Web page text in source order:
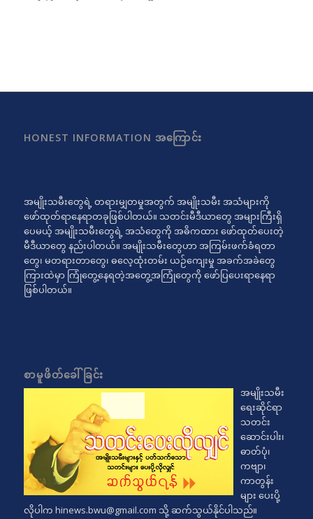
HONEST INFORMATION အကြောင်း
အမျိုးသမီးတွေရဲ့ တရားမျှတမှုအတွက် အမျိုးသမီး အသံများကို
ဖော်ထုတ်ရာနေရာတခုဖြစ်ပါတယ်။ သတင်းမီဒီယာတွေ အများကြီးရှိ
ပေမယ့် အမျိုးသမီးတွေရဲ့ အသံတွေကို အဓိကထား ဖော်ထုတ်ပေးတဲ့
မီဒီယာတွေ နည်းပါတယ်။ အမျိုးသမီးတွေဟာ အကြမ်းဖက်ခံရတာ
တွေ၊ မတရားတာတွေ၊ ဓလေ့ထုံးတမ်း ယဉ်ကျေးမှု အခက်အခဲတွေ
ကြားထဲမှာ ကြုံတွေ့နေရတဲ့အတွေ့အကြုံတွေကို ဖော်ပြပေးရာနေရာ
ဖြစ်ပါတယ်။
စာမူဖိတ်ခေါ်ခြင်း
အမျိုးသမီး
ရေးဆိုင်ရာ
သတင်း
ဆောင်းပါး၊
ဓာတ်ပုံ၊
ကဗျာ၊
ကာတွန်း
များ ပေးပို့
လိုပါက hinews.bwu@gmail.com သို့ ဆက်သွယ်နိုင်ပါသည်။